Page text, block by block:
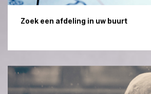
Zoek een afdeling in uw buurt